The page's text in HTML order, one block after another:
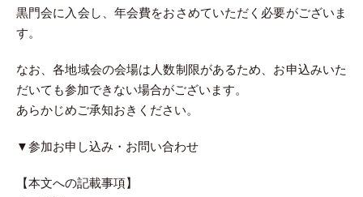
黒門会に入会し、年会費をおさめていただく必要がございま
す。
なお、各地域会の会場は人数制限があるため、お申込みいた
だいても参加できない場合がございます。
あらかじめご承知おきください。
▼参加お申し込み・お問い合わせ
【本文への記載事項】